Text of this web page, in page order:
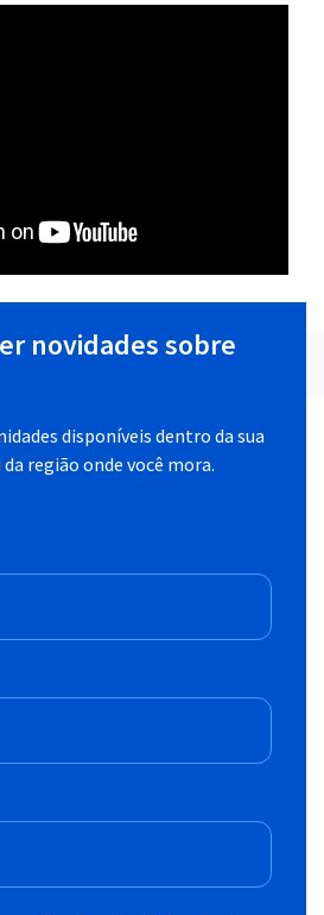
novidades sobre
disponíveis dentro da sua
região onde você mora.